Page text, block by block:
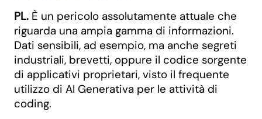
PL. È un pericolo assolutamente attuale che
riguarda una ampia gamma di informazioni.
Dati sensibili, ad esempio, ma anche segreti
industriali, brevetti, oppure il codice sorgente
di applicativi proprietari, visto il frequente
utilizzo di AI Generativa per le attività di
coding.